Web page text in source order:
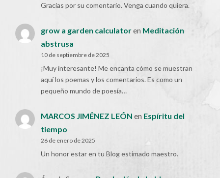
Gracias por su comentario. Venga cuando quiera.
grow a garden calculatoren Meditación
abstrusa
10 de septiembre de 2025
¡Muy interesante! Me encanta cómo se muestran
aquí los poemas y los comentarios. Es como un
pequeño mundo de poesía…
MARCOS JIMÉNEZ LEÓN en Espíritu del
tiempo
26 de enero de 2025
Un honor estar en tu Blog estimado maestro.